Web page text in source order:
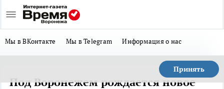
Мы в ВКонтакте Мы в Telegram Информация о нас
Принять
Под Воронежем рождается новое